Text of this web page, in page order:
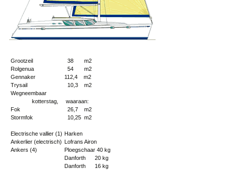
Grootzeil
38 m2
Rolgenua
54 m2
Gennaker
112,4 m2
Trysail
10,3 m2
Wegneembaar
kotterstag,
waaraan:
Fok
26,7 m2
Stormfok
10,25 m2
Electrische vallier (1) Harken
Ankerlier (electrisch)
Lofrans Airon
Ankers (4)
Ploegschaar 40 kg
Danforth 20 kg
Danforth 16 kg